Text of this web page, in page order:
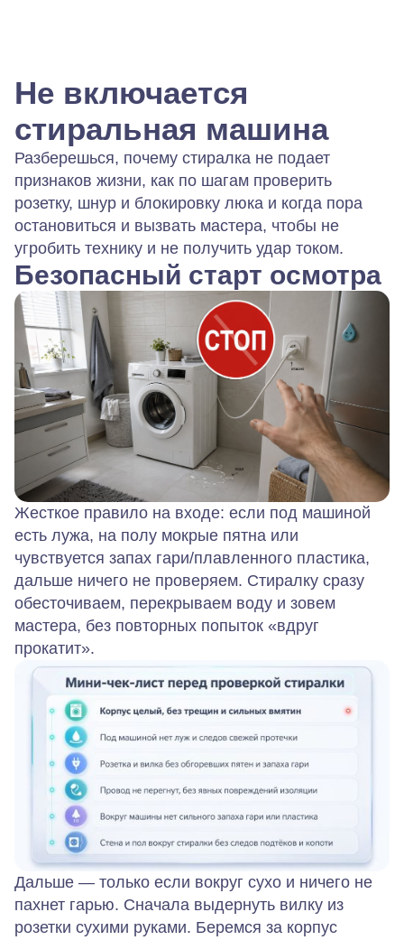
Не включается
стиральная машина
Разберешься, почему стиралка не подает
признаков жизни, как по шагам проверить
розетку, шнур и блокировку люка и когда пора
остановиться и вызвать мастера, чтобы не
угробить технику и не получить удар током.
Безопасный старт осмотра
Жесткое правило на входе: если под машиной
есть лужа, на полу мокрые пятна или
чувствуется запах гари/плавленного пластика,
дальше ничего не проверяем. Стиралку сразу
обесточиваем, перекрываем воду и зовем
мастера, без повторных попыток «вдруг
прокатит».
Дальше — только если вокруг сухо и ничего не
пахнет гарью. Сначала выдернуть вилку из
розетки сухими руками. Беремся за корпус